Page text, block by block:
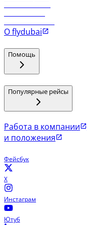
О flydubai
Помощь
Популярные рейсы
Работа в компании
и положения
Фейсбук
X
Инстаграм
Ютуб